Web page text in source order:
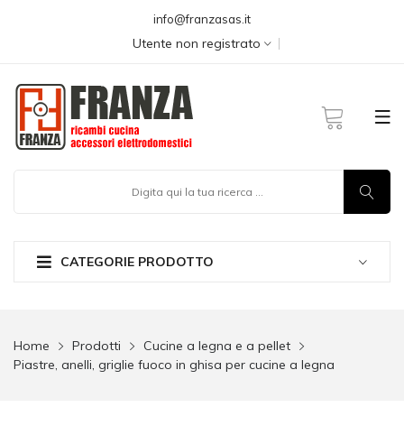
info@franzasas.it
Utente non registrato
CATEGORIE PRODOTTO
Home Prodotti
Cucine a legna e a pellet
Piastre, anelli, griglie fuoco in ghisa per cucine a legna